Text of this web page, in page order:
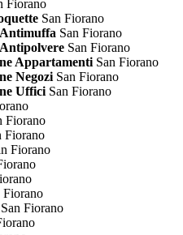
Fiorano
San Fiorano
San Fiorano
San Fiorano
Appartamenti San Fiorano
Negozi San Fiorano
Uffici San Fiorano
Fiorano
Fiorano
Fiorano
Fiorano
San Fiorano